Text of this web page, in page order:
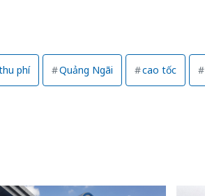
phí Quảng Ngãi cao tốc